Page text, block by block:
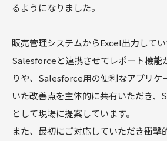
るようになりました。
販売管理システムからExcel出力して
Salesforceと連携させてレポート機能
りや、Salesforce用の便利なアプリケ
いた改善点を主体的に共有いただき
として現場に提案しています。
また、最初にご対応していただき衝撃